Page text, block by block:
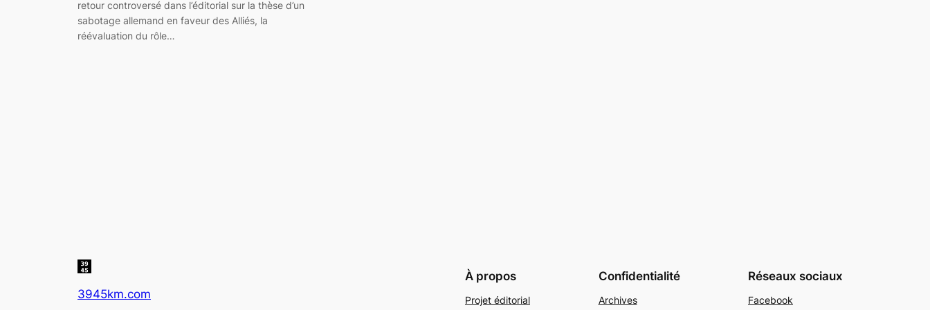
retour controversé dans l’éditorial sur la thèse d’un
sabotage allemand en faveur des Alliés, la
réévaluation du rôle…
3945km.com
À propos
Projet éditorial
Confidentialité
Archives
Réseaux sociaux
Facebook